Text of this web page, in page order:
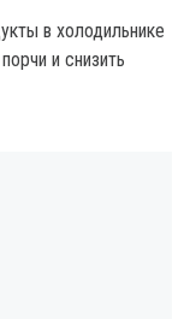
в холодильнике
и снизить